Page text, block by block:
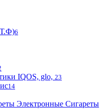
6
IQOS, glo, 23
14
Электронные Сигареты